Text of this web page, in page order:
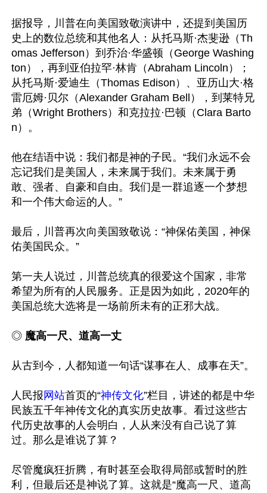
据报导，川普在向美国致敬演讲中，还提到美国历
史上的数位总统和其他名人：从托马斯·杰斐逊（Th
omas Jefferson）到乔治·华盛顿（George Washing
ton），再到亚伯拉罕·林肯（Abraham Lincoln）；
从托马斯·爱迪生（Thomas Edison）、亚历山大·格
雷厄姆·贝尔（Alexander Graham Bell），到莱特兄
弟（Wright Brothers）和克拉拉·巴顿（Clara Barto
n）。
他在结语中说：我们都是神的子民。“我们永远不会
忘记我们是美国人，未来属于我们。未来属于勇
敢、强者、自豪和自由。我们是一群追逐一个梦想
和一个伟大命运的人。”
最后，川普再次向美国致敬说：“神保佑美国，神保
佑美国民众。”
第一夫人说过，川普总统真的很爱这个国家，非常
希望为所有的人民服务。正是因为如此，2020年的
美国总统大选将是一场前所未有的正邪大战。
◎ 魔高一尺、道高一丈
从古到今，人都知道一句话“谋事在人、成事在天”。
人民报 网站首页的“神传文化”栏目，讲述的都是中华
民族五千年神传文化的真实历史故事。看过这些古
代历史故事的人会明白，人从来没有自己说了算
过。那么是谁说了算？
尽管魔疯狂折腾，有时甚至会取得局部或暂时的胜
利，但最后还是神说了算。这就是“魔高一尺、道高